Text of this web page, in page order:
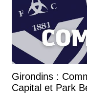
Girondins :
Capital et Park